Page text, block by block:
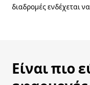
διαδρομές ενδέχεται
Είναι πιο